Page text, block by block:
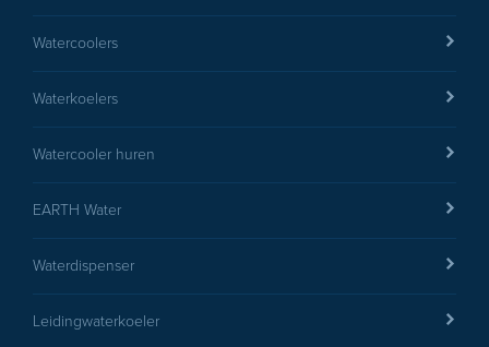
Watercoolers
Waterkoelers
Watercooler huren
EARTH Water
Waterdispenser
Leidingwaterkoeler